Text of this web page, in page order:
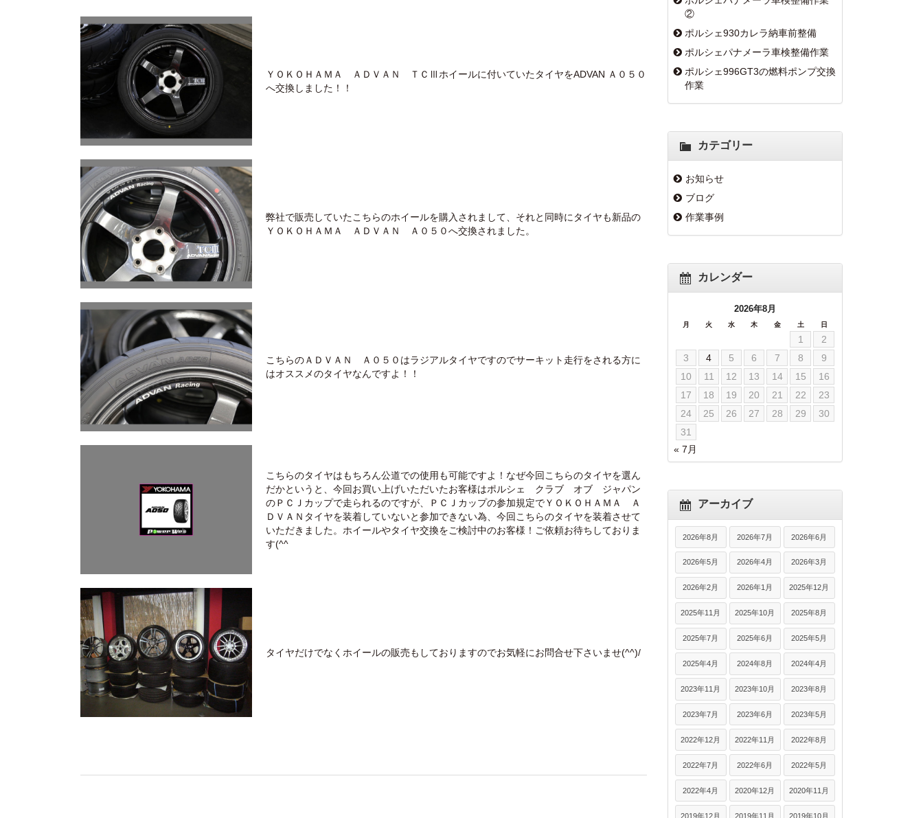
ＹＯＫＯＨＡＭＡ ＡＤＶＡＮ ＴＣⅢホイールに付いていたタイヤをADVAN Ａ０５０
へ交換しました！！
弊社で販売していたこちらのホイールを購入されまして、それと同時にタイヤも新品の
ＹＯＫＯＨＡＭＡ ＡＤＶＡＮ Ａ０５０へ交換されました。
こちらのＡＤＶＡＮ Ａ０５０はラジアルタイヤですのでサーキット走行をされる方に
はオススメのタイヤなんですよ！！
こちらのタイヤはもちろん公道での使用も可能ですよ！なぜ今回こちらのタイヤを選ん
だかというと、今回お買い上げいただいたお客様はポルシェ クラブ オブ ジャパン
のＰＣＪカップで走られるのですが、ＰＣＪカップの参加規定でＹＯＫＯＨＡＭＡ Ａ
ＤＶＡＮタイヤを装着していないと参加できない為、今回こちらのタイヤを装着させて
いただきました。ホイールやタイヤ交換をご検討中のお客様！ご依頼お待ちしておりま
す(^^ゞ
タイヤだけでなくホイールの販売もしておりますのでお気軽にお問合せ下さいませ(^^)/
②
ポルシェ930カレラ納車前整備
ポルシェパナメーラ車検整備作業
ポルシェ996GT3の燃料ポンプ交換
作業
カテゴリー
お知らせ
ブログ
作業事例
カレンダー
2026年8月
月 火 水 木 金 土 日
1
2
3
4 5 6 7 8
9
10
11 12 13 14 15
16
17
18 19 20 21 22
23
24
25 26 27 28 29
30
31
« 7月
アーカイブ
2026年8月 2026年7月 2026年6月
2026年5月 2026年4月 2026年3月
2026年2月 2026年1月 2025年12月
2025年11月 2025年10月 2025年8月
2025年7月 2025年6月 2025年5月
2025年4月 2024年8月 2024年4月
2023年11月 2023年10月 2023年8月
2023年7月 2023年6月 2023年5月
2022年12月 2022年11月 2022年8月
2022年7月 2022年6月 2022年5月
2022年4月 2020年12月 2020年11月
2019年12月 2019年11月 2019年10月